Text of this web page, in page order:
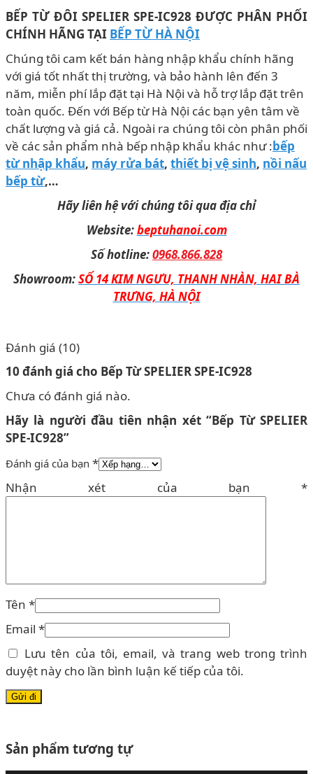
BẾP TỪ ĐÔI SPELIER SPE-IC928 ĐƯỢC PHÂN PHỐI
CHÍNH HÃNG TẠI BẾP TỪ HÀ NỘI
Chúng tôi cam kết bán hàng nhập khẩu chính hãng
với giá tốt nhất thị trường, và bảo hành lên đến 3
năm, miễn phí lắp đặt tại Hà Nội và hỗ trợ lắp đặt trên
toàn quốc. Đến với Bếp từ Hà Nội các bạn yên tâm về
chất lượng và giá cả. Ngoài ra chúng tôi còn phân phối
về các sản phẩm nhà bếp nhập khẩu khác như :bếp
từ nhập khẩu, máy rửa bát, thiết bị vệ sinh, nồi nấu
bếp từ,…
Hãy liên hệ với chúng tôi qua địa chỉ
Website:beptuhanoi.com
Số hotline:0968.866.828
Showroom:SỐ 14 KIM NGƯU, THANH NHÀN, HAI BÀ
TRƯNG, HÀ NỘI
Đánh giá (10)
10 đánh giá cho Bếp Từ SPELIER SPE-IC928
Chưa có đánh giá nào.
Hãy là người đầu tiên nhận xét “Bếp Từ SPELIER
SPE-IC928”
Đánh giá của bạn *
Nhận xét của bạn *
Tên *
Email *
Lưu tên của tôi, email, và trang web trong trình
duyệt này cho lần bình luận kế tiếp của tôi.
Sản phẩm tương tự